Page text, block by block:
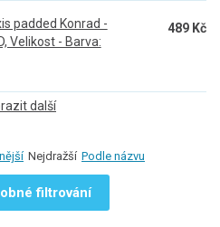
padded Konrad -
Velikost - Barva:
489 Kč
další
Nejdražší Podle názvu
filtrování